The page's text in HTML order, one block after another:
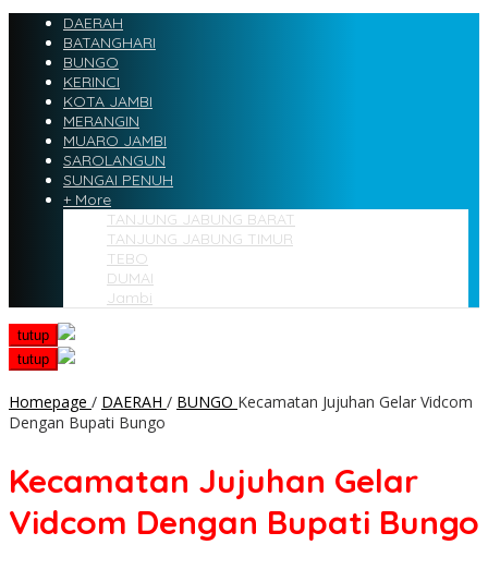
DAERAH
BATANGHARI
BUNGO
KERINCI
KOTA JAMBI
MERANGIN
MUARO JAMBI
SAROLANGUN
SUNGAI PENUH
+ More
TANJUNG JABUNG BARAT
TANJUNG JABUNG TIMUR
TEBO
DUMAI
Jambi
tutup
tutup
Homepage / DAERAH / BUNGO Kecamatan Jujuhan Gelar Vidcom
Dengan Bupati Bungo
Kecamatan Jujuhan Gelar
Vidcom Dengan Bupati Bungo